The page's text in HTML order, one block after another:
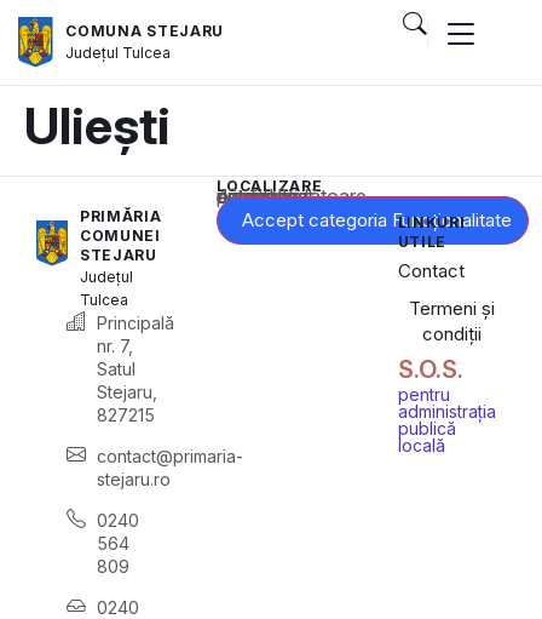
COMUNA STEJARU
Județul Tulcea
Uliești
PRIMĂRIA
COMUNEI
STEJARU
Județul
Tulcea
Principală
nr. 7,
Satul
Stejaru,
827215
contact@primaria-
stejaru.ro
0240
564
809
0240
LOCALIZARE
Acest conținut este blocat până când acceptați categoria corespunzătoare de cookie-uri.
Accept categoria Funcționalitate
LINKURI
UTILE
Contact
Termeni și
condiții
S.O.S.
pentru
administrația
publică
locală